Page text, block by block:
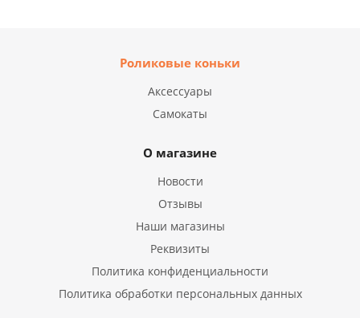
Роликовые коньки
Аксессуары
Самокаты
О магазине
Новости
Отзывы
Наши магазины
Реквизиты
Политика конфиденциальности
Политика обработки персональных данных